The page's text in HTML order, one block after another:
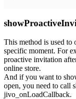
This method is used to
specific moment. For
proactive invitation
online store.
And if you want to
open, you need to call
jivo_onLoadCallback.